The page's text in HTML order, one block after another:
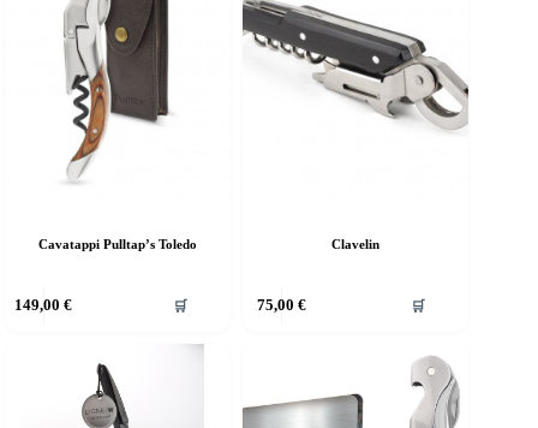
Cavatappi Pulltap’s Toledo
149,00€ 🛒
Clavelin
75,00 € 🛒